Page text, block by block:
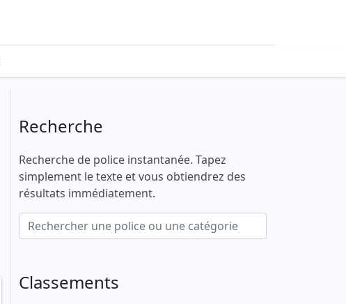
Recherche
Recherche de police instantanée. Tapez
simplement le texte et vous obtiendrez des
résultats immédiatement.
Classements